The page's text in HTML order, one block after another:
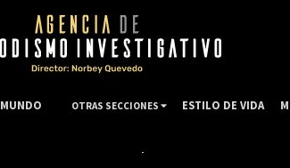
MUNDO OTRAS SECCIONES ESTILO DE VIDA